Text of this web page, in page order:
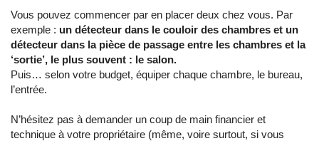
Vous pouvez commencer par en placer deux chez vous. Par
exemple : un détecteur dans le couloir des chambres et un
détecteur dans la pièce de passage entre les chambres et la
‘sortie’, le plus souvent : le salon.
Puis… selon votre budget, équiper chaque chambre, le bureau,
l’entrée.
N’hésitez pas à demander un coup de main financier et
technique à votre propriétaire (même, voire surtout, si vous